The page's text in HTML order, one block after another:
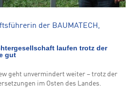
der BAUMATECH,
laufen trotz der
gut
geht unvermindert weiter – trotz der
im Osten des Landes.